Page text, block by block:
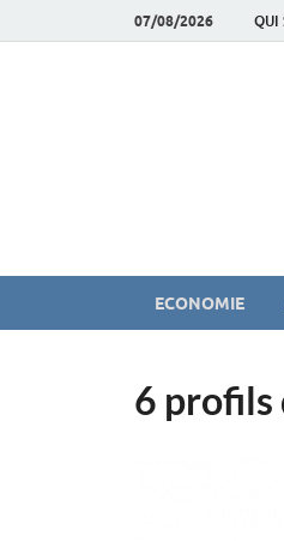
07/08/2026 QUI
ECONOMIE
6 profils